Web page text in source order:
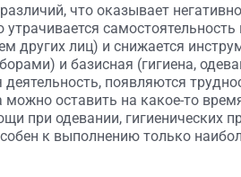
что оказывает
утрачивается
других лиц) и снижается
и базисная (гигиена,
появляются
оставить на какое-то
при одевании, гигиенических
к выполнению только